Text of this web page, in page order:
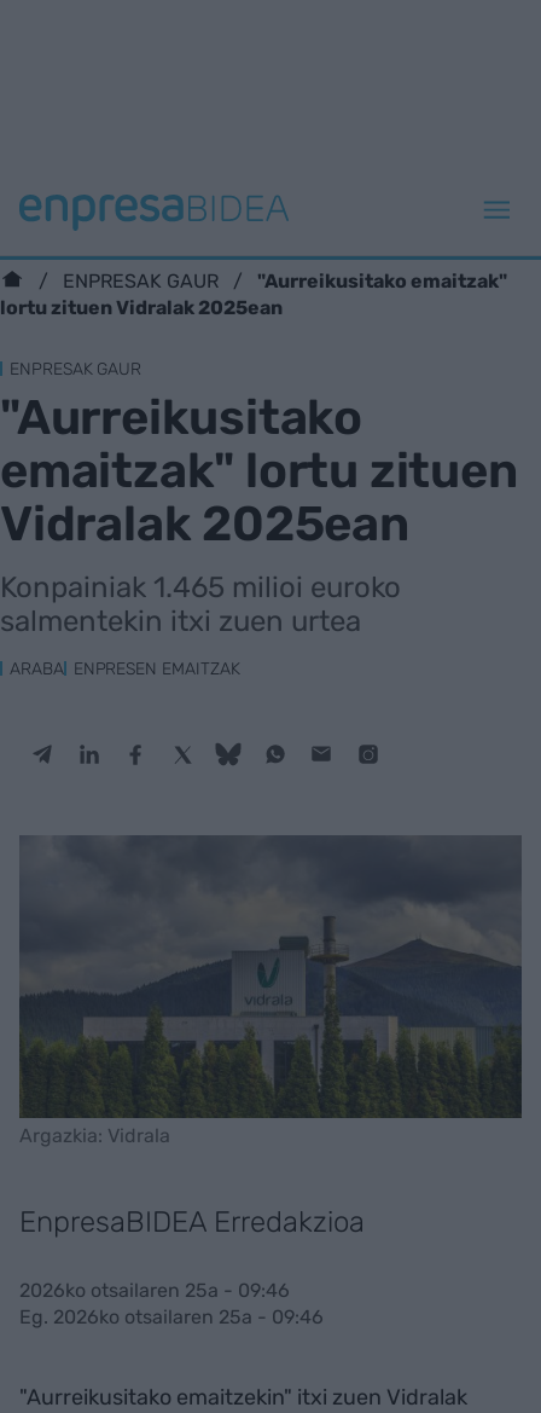
ENPRESAK GAUR
"Aurreikusitako emaitzak"
lortu zituen Vidralak 2025ean
ENPRESAK GAUR
"Aurreikusitako
emaitzak" lortu zituen
Vidralak 2025ean
Konpainiak 1.465 milioi euroko
salmentekin itxi zuen urtea
ARABA ENPRESEN EMAITZAK
Argazkia: Vidrala
EnpresaBIDEA Erredakzioa
2026ko otsailaren 25a - 09:46
Eg. 2026ko otsailaren 25a - 09:46
"Aurreikusitako emaitzekin" itxi zuen Vidralak